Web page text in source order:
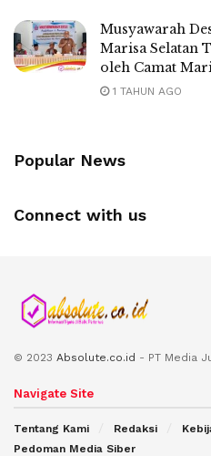
Musyawarah
Marisa Selatan
oleh Camat
1 TAHUN AGO
Popular News
Connect with us
© 2023 Absolute.co.id - PT Media
Navigate Site
Tentang Kami Redaksi
Pedoman Media Siber